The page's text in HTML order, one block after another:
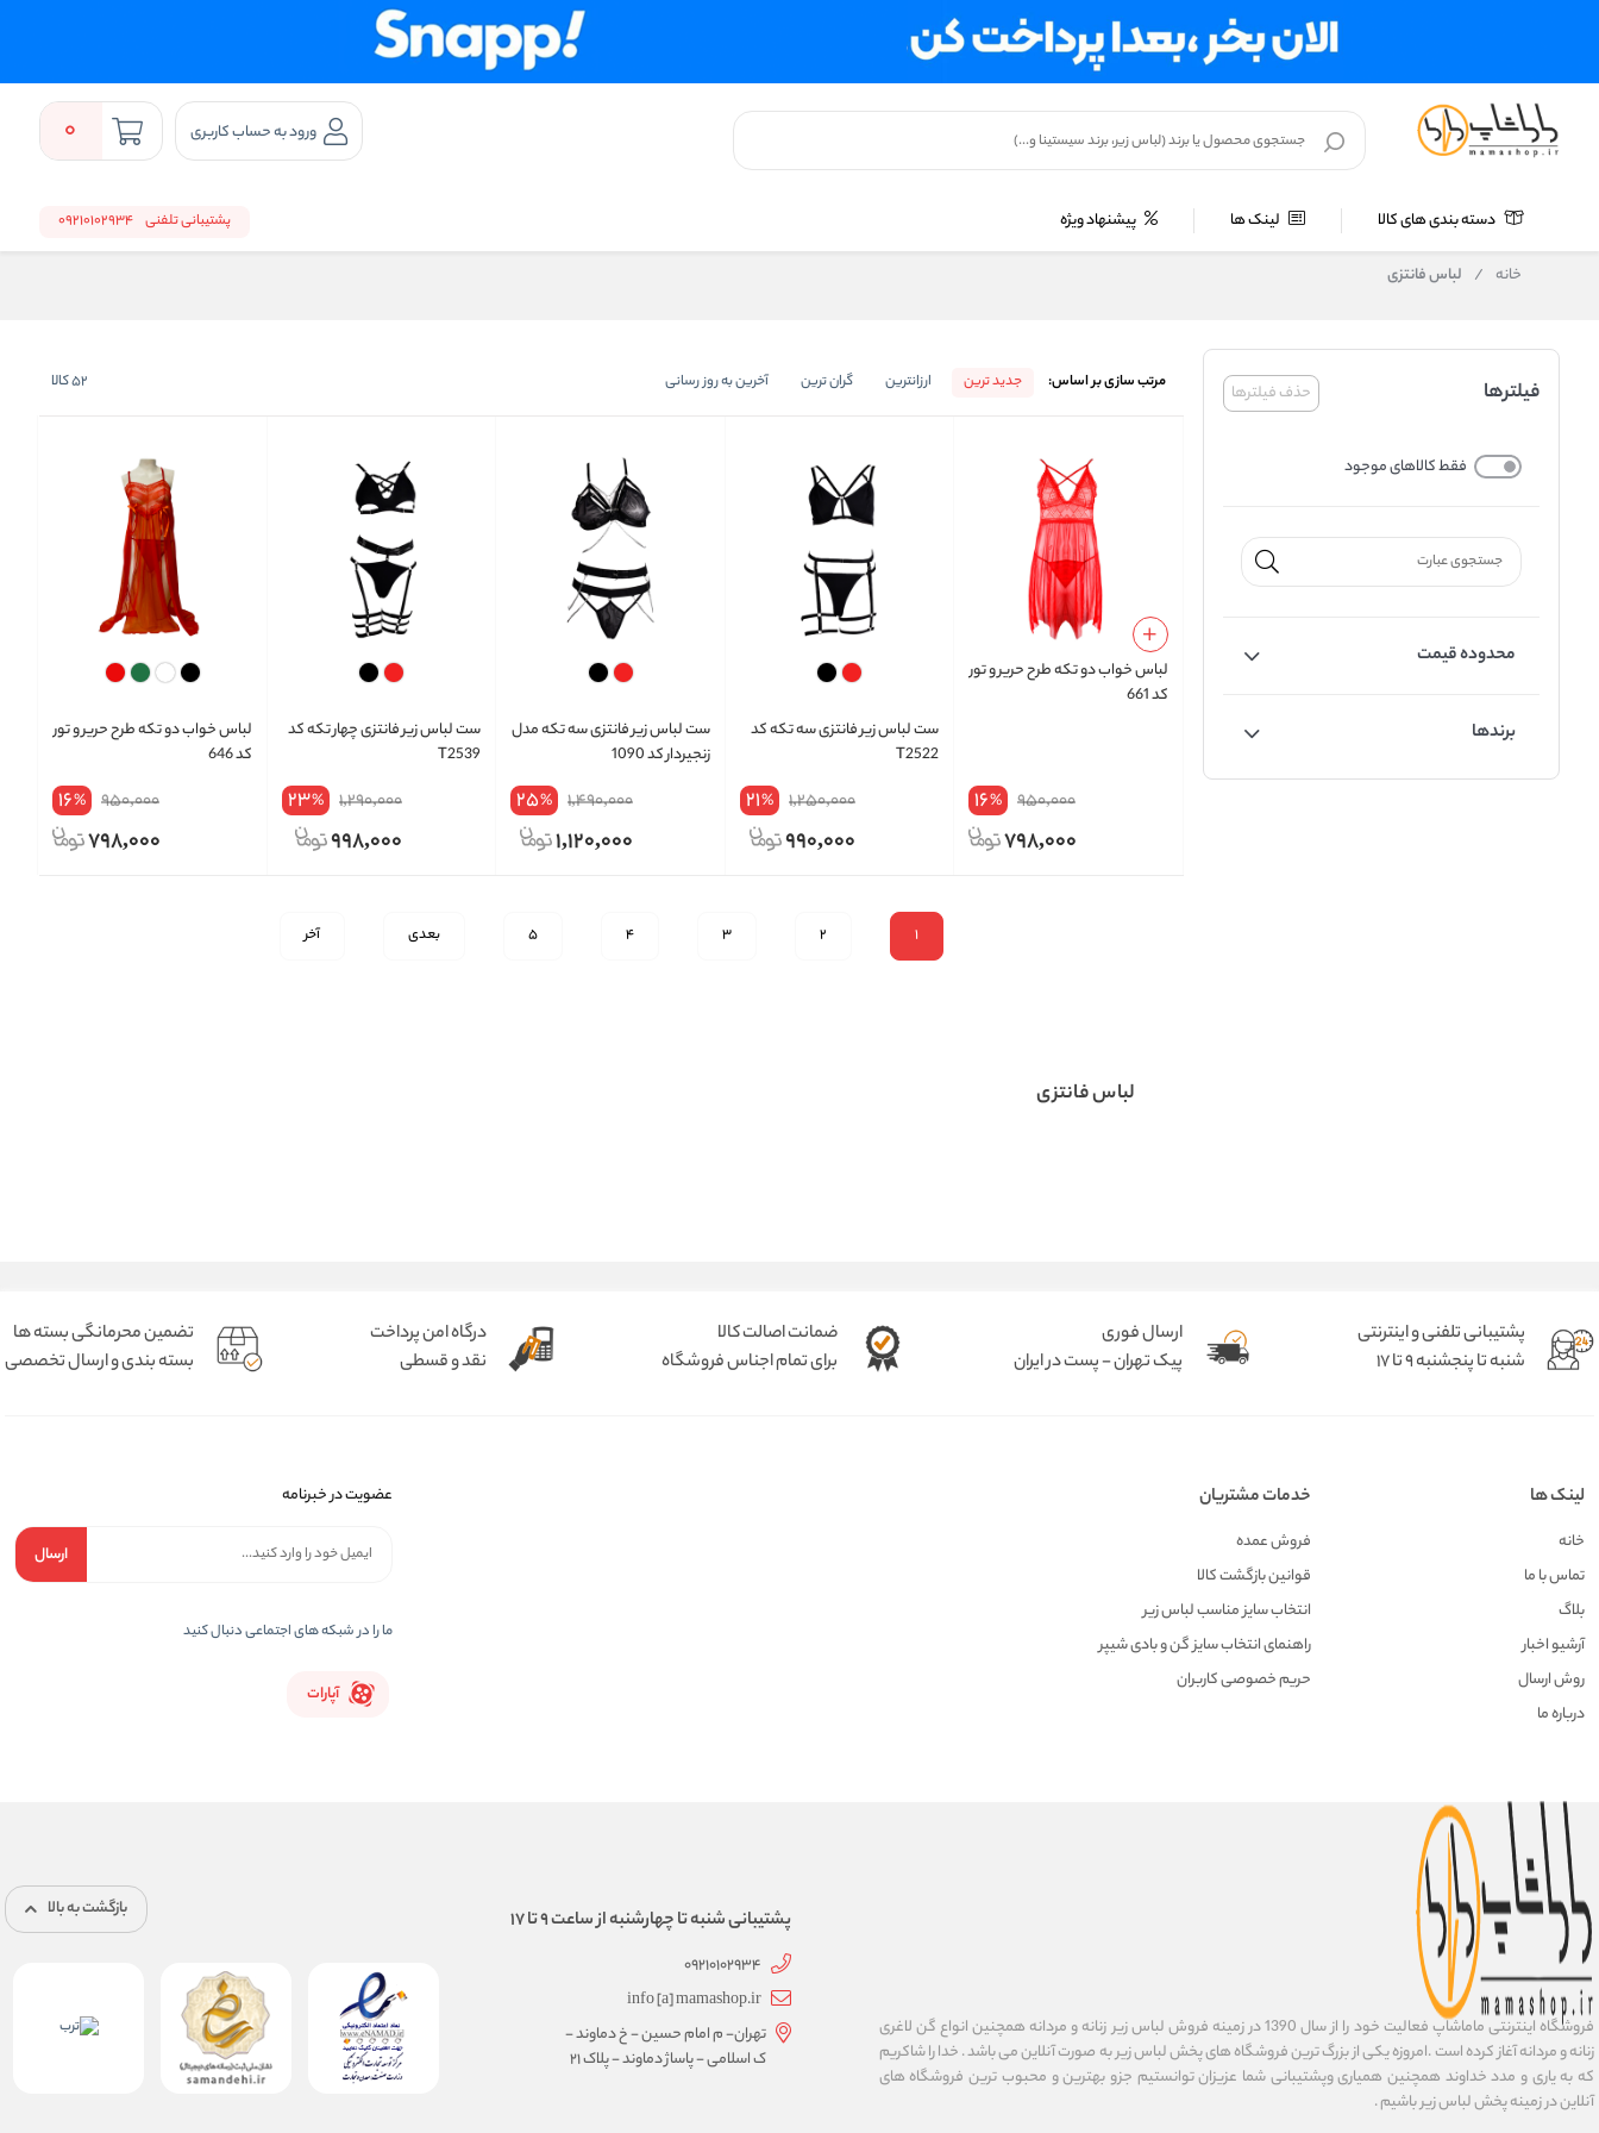
ورود به حساب کاربری 0
دسته بندی های کالا لینک ها پیشنهاد ویژه پشتیبانی تلفنی 09210102934
خانه / لباس فانتزی
حذف فیلترها فیلترها
فقط کالاهای موجود
محدوده قیمت
برندها
مرتب سازی بر اساس: جدید ترین ارزانترین گران ترین آخرین به روز رسانی 52کالا
لباس خواب دو تکه طرح حریر و تور
کد 661
950,000
16%
798,000
ست لباس زیر فانتزی سه تکه کد
T2522
1,250,000
21%
990,000
ست لباس زیر فانتزی سه تکه مدل
زنجیردار کد 1090
1,490,000
25%
1,120,000
ست لباس زیر فانتزی چهار تکه کد
T2539
1,290,000
23%
998,000
لباس خواب دو تکه طرح حریر و تور
کد 646
950,000
16%
798,000
1
2
3
4
5 بعدی آخر
لباس فانتزی
پشتیبانی تلفنی و اینترنتی
شنبه تا پنجشنبه 9 تا 17
ارسال فوری
پیک تهران - پست در ایران
ضمانت اصالت کالا
برای تمام اجناس فروشگاه
درگاه امن پرداخت
نقد و قسطی
تضمین محرمانگی بسته ها
بسته بندی و ارسال تخصصی
لینک ها
خانه
تماس با ما
بلاگ
آرشیو اخبار
روش ارسال
درباره ما
خدمات مشتریان
فروش عمده
قوانین بازگشت کالا
انتخاب سایز مناسب لباس زیر
راهنمای انتخاب سایز گن و بادی شیپر
حریم خصوصی کاربران
عضویت در خبرنامه
ارسال
ما را در شبکه های اجتماعی دنبال کنید
آپارات
فروشگاه اینترنتی ماماشاپ فعالیت خود را از سال 1390 در زمینه فروش لباس زیر زنانه و مردانه همچنین انواع گن لاغری
زنانه و مردانه آغاز کرده است .امروزه یکی از بزرگ ترین فروشگاه های پخش لباس زیر به صورت آنلاین می باشد . خدا را شاکریم
که به یاری و مدد خداوند همچنین همیاری وپشتیبانی شما عزیزان توانستیم جزو بهترین و محبوب ترین فروشگاه های
آنلاین در زمینه پخش لباس زیر باشیم .
پشتیبانی شنبه تا چهارشنبه از ساعت 9 تا 17
09210102934
info [a] mamashop.ir
تهران- م امام حسین - خ دماوند -
ک اسلامی - پاساژ دماوند - پلاک 21
بازگشت به بالا